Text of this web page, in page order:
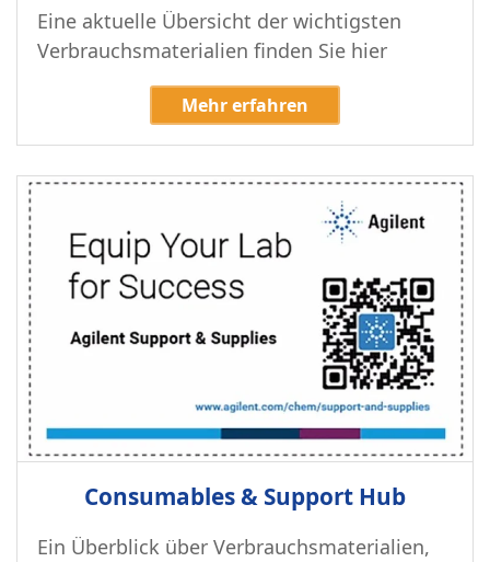
Eine aktuelle Übersicht der wichtigsten
Verbrauchsmaterialien finden Sie hier
Mehr erfahren
Consumables & Support Hub
Ein Überblick über Verbrauchsmaterialien,